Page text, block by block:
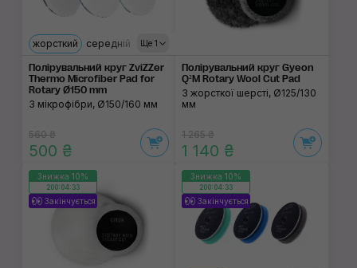
Ще 1
жорсткий середній м'який
Полірувальний круг ZviZZer
Thermo Microfiber Pad for
Rotary Ø150 mm
З мікрофібри, Ø150/160 мм
560 ₴
500 ₴
Полірувальний круг Gyeon
Q²M Rotary Wool Cut Pad
З жорсткої шерсті, Ø125/130
мм
1 265 ₴
1 140 ₴
Знижка 10%
200:04:33
Закінчується
Знижка 10%
200:04:33
Закінчується